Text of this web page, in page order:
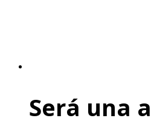
Será una